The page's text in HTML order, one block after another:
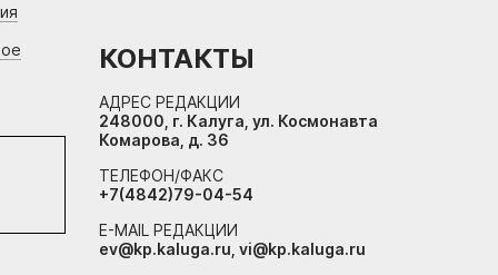
КОНТАКТЫ
АДРЕС РЕДАКЦИИ
248000, г. Калуга, ул. Космонавта
Комарова, д. 36
ТЕЛЕФОН/ФАКС
+7(4842)79-04-54
E-MAIL РЕДАКЦИИ
ev@kp.kaluga.ru, vi@kp.kaluga.ru